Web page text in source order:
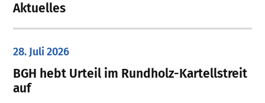
Aktuelles
28. Juli 2026
​BGH hebt Urteil im Rundholz-Kartellstreit
auf